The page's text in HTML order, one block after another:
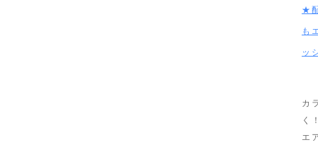
★
も
ッ
カ
く
エ